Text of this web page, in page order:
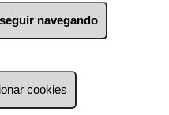
navegando
cookies